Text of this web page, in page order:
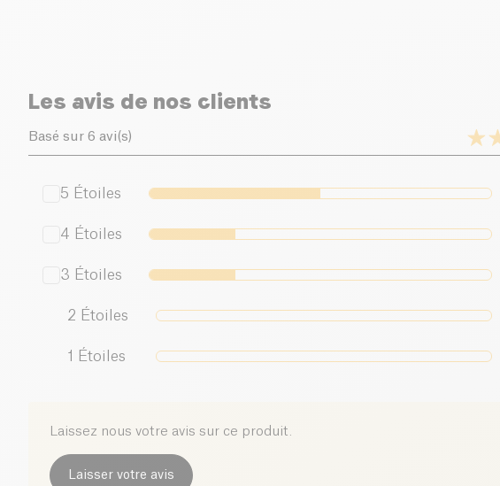
Les avis de nos clients
Basé sur 6 avi(s)
5 Étoiles
4 Étoiles
3 Étoiles
2 Étoiles
1 Étoiles
Laissez nous votre avis sur ce produit.
Laisser votre avis